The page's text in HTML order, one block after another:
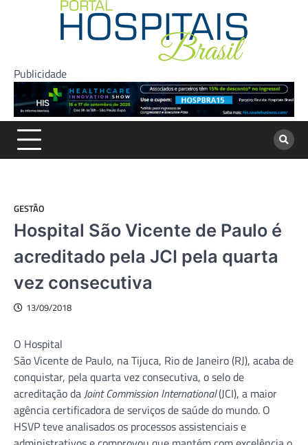
Publicidade
GESTÃO
Hospital São Vicente de Paulo é
acreditado pela JCI pela quarta
vez consecutiva
13/09/2018
O Hospital
São Vicente de Paulo, na Tijuca, Rio de Janeiro (RJ), acaba de
conquistar, pela quarta vez consecutiva, o selo de
acreditação da Joint Commission International(JCI), a maior
agência certificadora de serviços de saúde do mundo. O
HSVP teve analisados os processos assistenciais e